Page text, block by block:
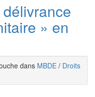
» en
dans MBDE / Droits